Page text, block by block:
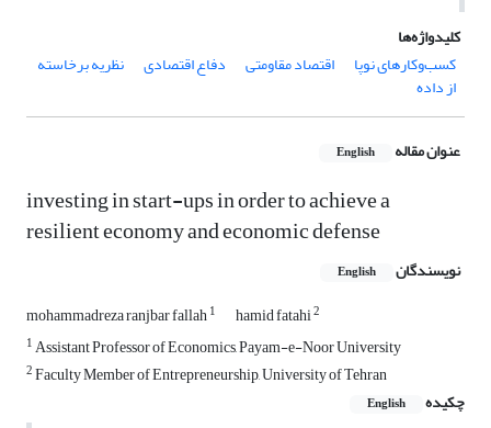
کلیدواژه‌ها
کسب‌وکارهای نوپا
اقتصاد مقاومتی دفاع اقتصادی نظریه برخاسته
از داده
عنوان مقاله English
investing in start-ups in order to achieve a
resilient economy and economic defense
نویسندگان English
mohammadreza ranjbar fallah1 hamid fatahi2
1Assistant Professor of Economics, Payam-e-Noor University
2Faculty Member of Entrepreneurship, University of Tehran
چکیده
English